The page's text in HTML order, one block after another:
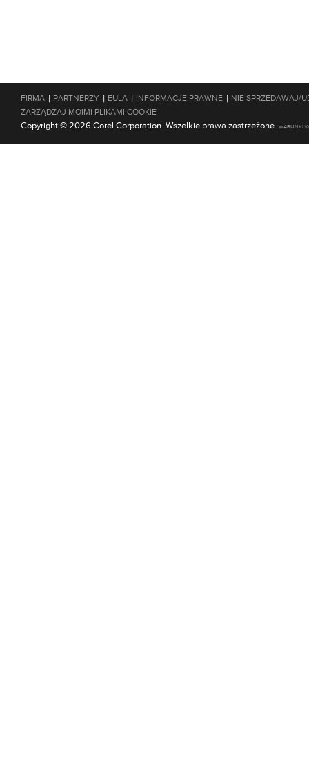
FIRMA | PARTNERZY | EULA | INFORMACJE PRAWNE | NIE SPRZEDAWAJ/
ZARZĄDZAJ MOIMI PLIKAMI COOKIE
Copyright © 2026 Corel Corporation. Wszelkie prawa zastrzeżone. WARUNKI